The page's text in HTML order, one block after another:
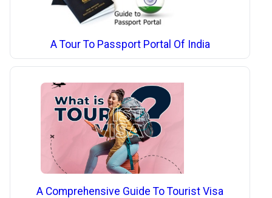
A Tour To Passport Portal Of India
A Comprehensive Guide To Tourist Visa